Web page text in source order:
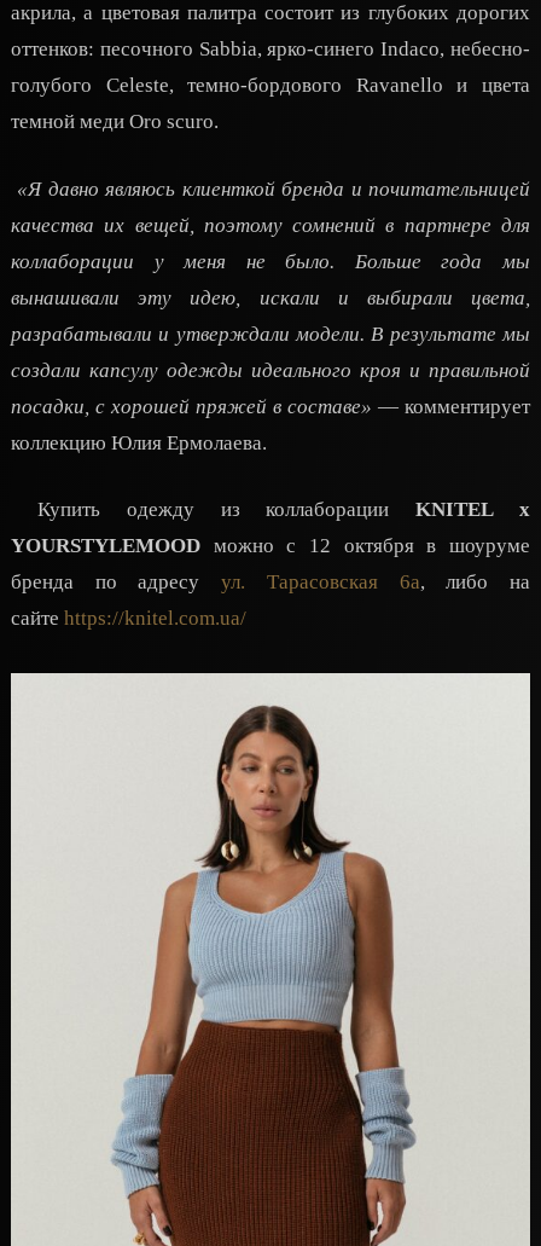
акрила, а цветовая палитра состоит из глубоких дорогих
оттенков: песочного Sabbia, ярко-синего Indaco, небесно-
голубого Celeste, темно-бордового Ravanello и цвета
темной меди Oro scuro.
«Я давно являюсь клиенткой бренда и почитательницей
качества их вещей, поэтому сомнений в партнере для
коллаборации у меня не было. Больше года мы
вынашивали эту идею, искали и выбирали цвета,
разрабатывали и утверждали модели. В результате мы
создали капсулу одежды идеального кроя и правильной
посадки, с хорошей пряжей в составе» — комментирует
коллекцию Юлия Ермолаева.
Купить одежду из коллаборацииKNITEL x
YOURSTYLEMOOD можно с 12 октября в шоуруме
бренда по адресуул. Тарасовская 6а, либо на
сайте https://knitel.com.ua/